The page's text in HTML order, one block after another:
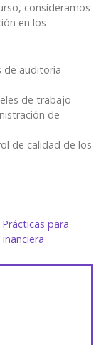
consideramos
en los
de auditoría
de trabajo
de
de calidad de los
para